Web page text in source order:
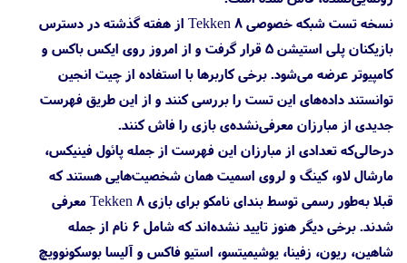
نسخه تست شبکه خصوصی Tekken 8 از هفته گذشته در دسترس
بازیکنان پلی استیشن 5 قرار گرفت و از امروز روی ایکس باکس و
کامپیوتر عرضه می‌شود. برخی کاربرها با استفاده از چیت انجین
توانستند داده‌های این تست را بررسی کنند و از این طریق فهرست
جدیدی از مبارزان معرفی‌نشده‌ی بازی را فاش کنند.
درحالی‌که تعدادی از مبارزان این فهرست از جمله پائول فینیکس،
مارشال لاو، کینگ و لروی اسمیت همان شخصیت‌هایی هستند که
قبلا به‌طور رسمی توسط بندای نامکو برای بازی Tekken 8 معرفی
شدند. برخی دیگر هنوز تایید نشده‌اند که شامل ۶ نام از جمله
شاهین، ریون، زفینا، یوشیمیتسو، استیو فاکس و آلیسا بوسکونوویچ